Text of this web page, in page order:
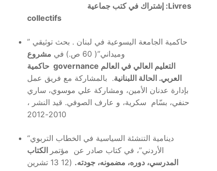
إشتراك في كتب جماعية :Livres
collectifs
” حاكمية الجامعة اليسوعية في لبنان . بحث توثيقي
وميداني”( 60 ص.)
في مشروع
حا governance
العربي. الحالة اللبنانية. بالمشاركة مع فريق عمل
بإدارة عدنان الأمين، ومشاركة علي موسوي، ساري
حنفي، بسّام سكرية، و عارف الصوفي. قيد النشر ،
2010-2012
“دينامية التنشئة السياسية في الخطاب التربوي
الأردني”، في كتاب صادر عن مؤتمر الكتاب
المدرسي، دوره، مضمونه، جودته.
(12 13 تشرين